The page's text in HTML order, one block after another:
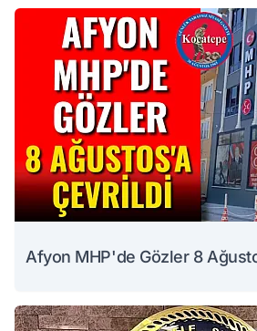
Afyon MHP'de Gözler 8